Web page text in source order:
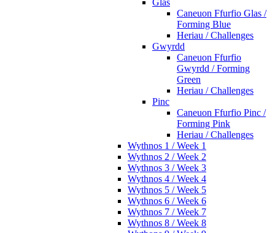
Caneuon Ffurfio Glas /
Forming Blue
Heriau / Challenges
Gwyrdd
Caneuon Ffurfio
Gwyrdd / Forming
Green
Heriau / Challenges
Pinc
Caneuon Ffurfio Pinc /
Forming Pink
Heriau / Challenges
Wythnos 1 / Week 1
Wythnos 2 / Week 2
Wythnos 3 / Week 3
Wythnos 4 / Week 4
Wythnos 5 / Week 5
Wythnos 6 / Week 6
Wythnos 7 / Week 7
Wythnos 8 / Week 8